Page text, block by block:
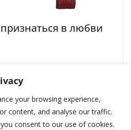
your browsing experience,
content, and analyse our traffic.
consent to our use of cookies.
в любви